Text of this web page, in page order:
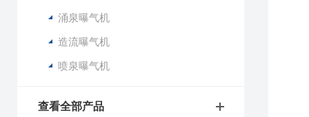
涌泉曝气机
造流曝气机
喷泉曝气机
查看全部产品